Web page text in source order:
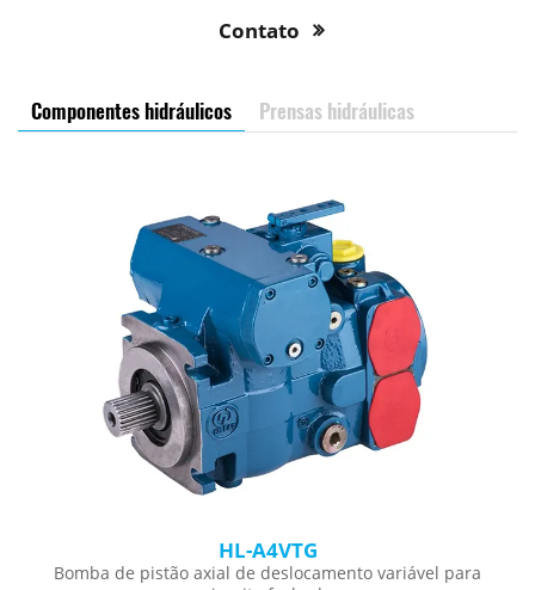
Contato
Componentes hidráulicos Prensas hidráulicas
HL-A4VTG
Bomba de pistão axial de deslocamento variável para